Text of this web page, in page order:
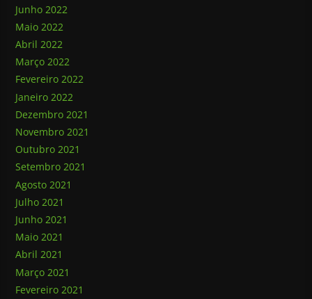
Junho 2022
Maio 2022
Abril 2022
Março 2022
Fevereiro 2022
Janeiro 2022
Dezembro 2021
Novembro 2021
Outubro 2021
Setembro 2021
Agosto 2021
Julho 2021
Junho 2021
Maio 2021
Abril 2021
Março 2021
Fevereiro 2021